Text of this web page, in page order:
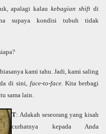
apalagi kalaukebagian shift di
supaya kondisi tubuh tidak
kami tahu. Jadi, kami saling
di sini, face-to-face. Kita berbagi
sama lain.
T: Adakah seseorang yang kisah
curhatnya kepada Anda